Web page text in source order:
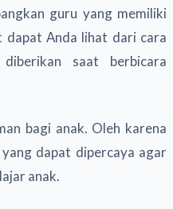
guru yang memiliki
Anda lihat dari cara
saat berbicara
bagi anak. Oleh karena
dapat dipercaya agar
anak.